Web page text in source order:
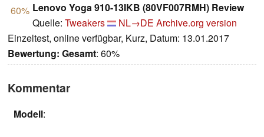
60% Lenovo Yoga 910-13IKB (80VF007RMH) Review
Quelle: Tweakers NL→DE Archive.org version
Einzeltest, online verfügbar, Kurz, Datum: 13.01.2017
Bewertung: Gesamt: 60%
Kommentar
Modell: